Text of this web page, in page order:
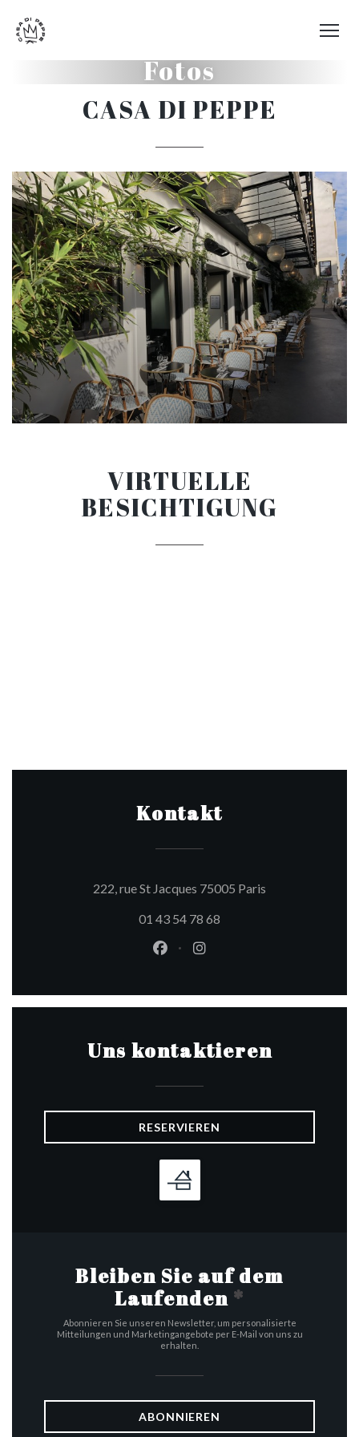
Fotos
CASA DI PEPPE
VIRTUELLE
BESICHTIGUNG
Kontakt
222, rue St Jacques 75005 Paris
01 43 54 78 68
Facebook ((öffnet ein neues
Instagram ((öffnet ein
Uns kontaktieren
RESERVIEREN
Bleiben Sie auf dem
Laufenden *
Abonnieren Sie unseren Newsletter, um personalisierte
Mitteilungen und Marketingangebote per E-Mail von uns zu
erhalten.
ABONNIEREN